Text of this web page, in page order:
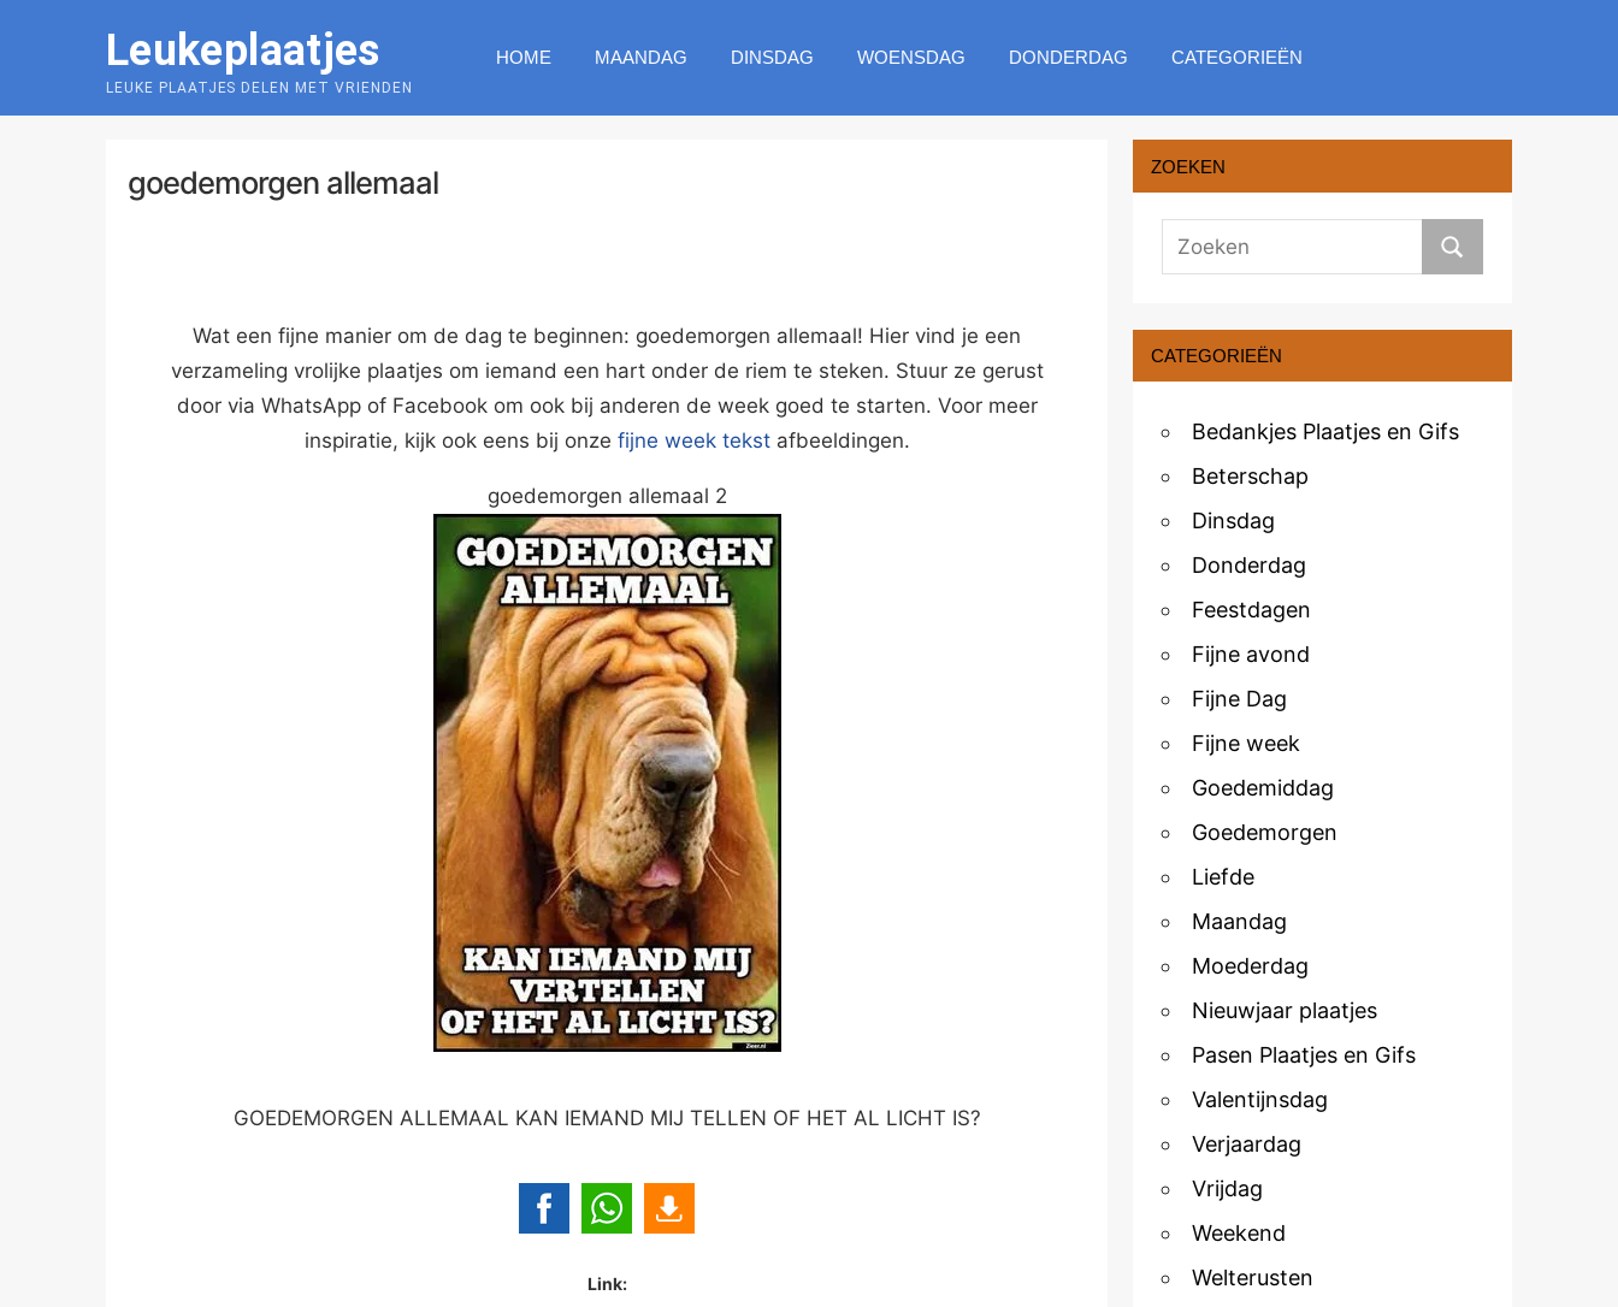
Leukeplaatjes
LEUKE PLAATJES DELEN MET VRIENDEN
HOME MAANDAG DINSDAG WOENSDAG DONDERDAG CATEGORIEËN
goedemorgen allemaal
Wat een fijne manier om de dag te beginnen: goedemorgen allemaal! Hier vind je een
verzameling vrolijke plaatjes om iemand een hart onder de riem te steken. Stuur ze gerust
door via WhatsApp of Facebook om ook bij anderen de week goed te starten. Voor meer
inspiratie, kijk ook eens bij onze fijne week tekstafbeeldingen.
goedemorgen allemaal 2
GOEDEMORGEN ALLEMAAL KAN IEMAND MIJ TELLEN OF HET AL LICHT IS?
Link:
ZOEKEN
CATEGORIEËN
Bedankjes Plaatjes en Gifs
Beterschap
Dinsdag
Donderdag
Feestdagen
Fijne avond
Fijne Dag
Fijne week
Goedemiddag
Goedemorgen
Liefde
Maandag
Moederdag
Nieuwjaar plaatjes
Pasen Plaatjes en Gifs
Valentijnsdag
Verjaardag
Vrijdag
Weekend
Welterusten